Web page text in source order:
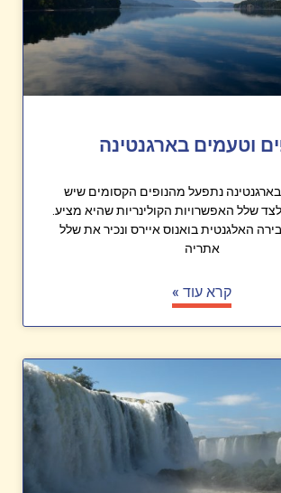
וטעמים בארגנטינה
בארגנטינה נתפעל מהנופים הקסומים שיש
שלל האפשרויות הקולינריות שהיא מציע.
האלגנטית בואנוס איירס ונכיר את שלל
אתריה
קרא עוד »